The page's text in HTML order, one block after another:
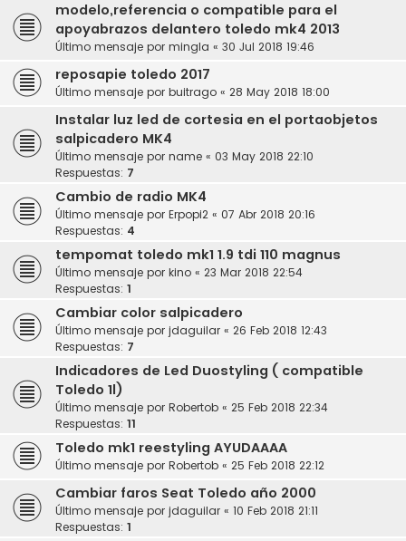
modelo,referencia o compatible para el
apoyabrazos delantero toledo mk4 2013
Último mensaje por mingla « 30 Jul 2018 19:46
reposapie toledo 2017
Último mensaje por buitrago « 28 May 2018 18:00
Instalar luz led de cortesia en el portaobjetos
salpicadero MK4
Último mensaje por name « 03 May 2018 22:10
Respuestas: 7
Cambio de radio MK4
Último mensaje por Erpopi2 « 07 Abr 2018 20:16
Respuestas: 4
tempomat toledo mk1 1.9 tdi 110 magnus
Último mensaje por kino « 23 Mar 2018 22:54
Respuestas: 1
Cambiar color salpicadero
Último mensaje por jdaguilar « 26 Feb 2018 12:43
Respuestas: 7
Indicadores de Led Duostyling ( compatible
Toledo 1l)
Último mensaje por Robertob « 25 Feb 2018 22:34
Respuestas: 11
Toledo mk1 reestyling AYUDAAAA
Último mensaje por Robertob « 25 Feb 2018 22:12
Cambiar faros Seat Toledo año 2000
Último mensaje por jdaguilar « 10 Feb 2018 21:11
Respuestas: 1